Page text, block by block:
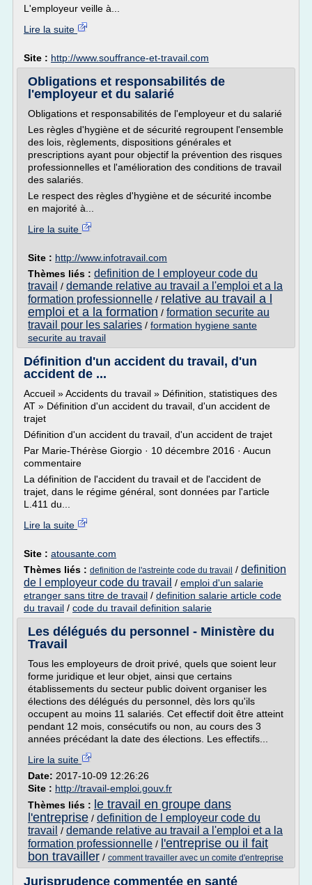
L'employeur veille à...
Lire la suite
Site : http://www.souffrance-et-travail.com
Obligations et responsabilités de
l'employeur et du salarié
Obligations et responsabilités de l'employeur et du salarié
Les règles d'hygiène et de sécurité regroupent l'ensemble
des lois, règlements, dispositions générales et
prescriptions ayant pour objectif la prévention des risques
professionnelles et l'amélioration des conditions de travail
des salariés.
Le respect des règles d'hygiène et de sécurité incombe
en majorité à...
Lire la suite
Site : http://www.infotravail.com
Thèmes liés : definition de l employeur code du
travail / demande relative au travail a l'emploi et a la
formation professionnelle / relative au travail a l
emploi et a la formation / formation securite au
travail pour les salaries / formation hygiene sante
securite au travail
Définition d'un accident du travail, d'un
accident de ...
Accueil » Accidents du travail » Définition, statistiques des
AT » Définition d'un accident du travail, d'un accident de
trajet
Définition d'un accident du travail, d'un accident de trajet
Par Marie-Thérèse Giorgio · 10 décembre 2016 · Aucun
commentaire
La définition de l'accident du travail et de l'accident de
trajet, dans le régime général, sont données par l'article
L.411 du...
Lire la suite
Site : atousante.com
Thèmes liés : definition de l'astreinte code du travail / definition
de l employeur code du travail / emploi d'un salarie
etranger sans titre de travail / definition salarie article code
du travail / code du travail definition salarie
Les délégués du personnel - Ministère du
Travail
Tous les employeurs de droit privé, quels que soient leur
forme juridique et leur objet, ainsi que certains
établissements du secteur public doivent organiser les
élections des délégués du personnel, dès lors qu'ils
occupent au moins 11 salariés. Cet effectif doit être atteint
pendant 12 mois, consécutifs ou non, au cours des 3
années précédant la date des élections. Les effectifs...
Lire la suite
Date: 2017-10-09 12:26:26
Site : http://travail-emploi.gouv.fr
Thèmes liés : le travail en groupe dans
l'entreprise / definition de l employeur code du
travail / demande relative au travail a l'emploi et a la
formation professionnelle / l'entreprise ou il fait
bon travailler / comment travailler avec un comite d'entreprise
Jurisprudence commentée en santé